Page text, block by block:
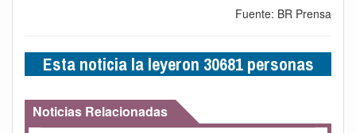
Fuente: BR Prensa
Esta noticia la leyeron 30681 personas
Noticias Relacionadas